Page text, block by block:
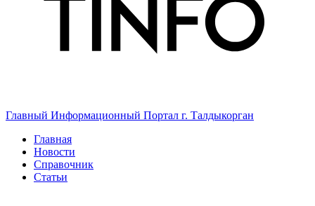
Главный Информационный Портал г. Талдыкорган
Главная
Новости
Справочник
Статьи